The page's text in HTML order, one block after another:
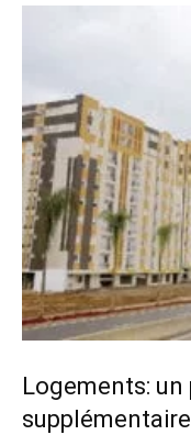
Logements: